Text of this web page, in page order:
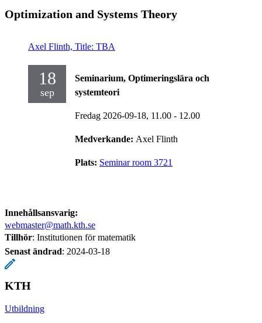
Optimization and Systems Theory
Axel Flinth, Title: TBA
18
sep
Seminarium, Optimeringslära och
systemteori
Fredag 2026-09-18, 11.00 - 12.00
Medverkande: Axel Flinth
Plats: Seminar room 3721
Innehållsansvarig:
webmaster@math.kth.se
Tillhör: Institutionen för matematik
Senast ändrad: 2024-03-18
KTH
Utbildning